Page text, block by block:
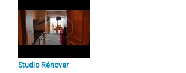
Studio Rénover